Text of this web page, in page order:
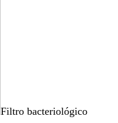
Filtro bacteriológico